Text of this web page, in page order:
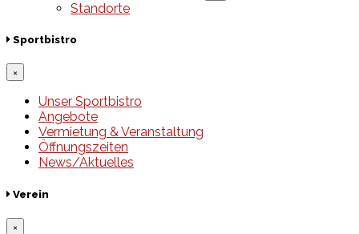
Standorte
Sportbistro
×
Unser Sportbistro
Angebote
Vermietung & Veranstaltung
Öffnungszeiten
News/Aktuelles
Verein
×